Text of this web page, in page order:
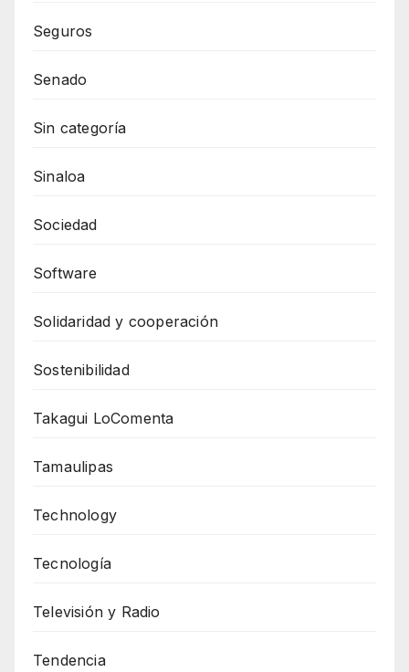
Seguros
Senado
Sin categoría
Sinaloa
Sociedad
Software
Solidaridad y cooperación
Sostenibilidad
Takagui LoComenta
Tamaulipas
Technology
Tecnología
Televisión y Radio
Tendencia